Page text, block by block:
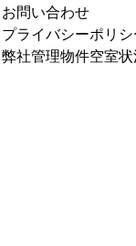
お問い合わせ
プライバシーポリ
弊社管理物件空室